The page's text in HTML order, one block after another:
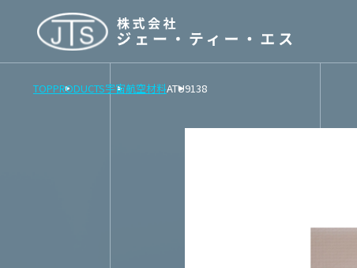
TOPPRODUCTS宇宙航空材料ATU9138